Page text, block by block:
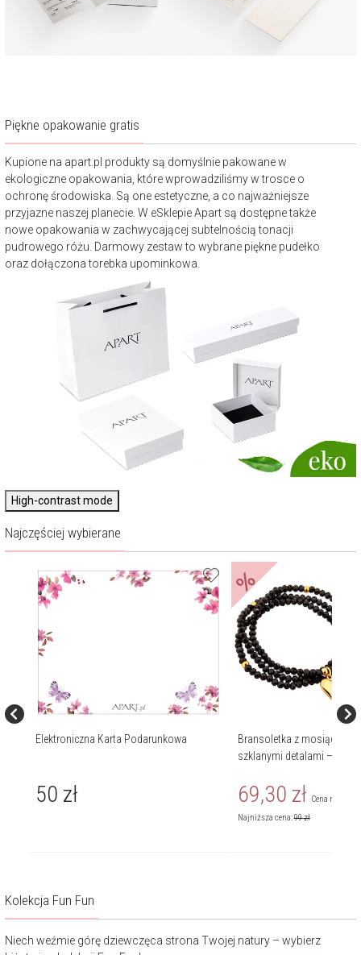
Piękne opakowanie gratis
Kupione na apart.pl produkty są domyślnie pakowane w
ekologiczne opakowania, które wprowadziliśmy w trosce o
ochronę środowiska. Są one estetyczne, a co najważniejsze
przyjazne naszej planecie. W eSklepie Apart są dostępne także
nowe opakowania w zachwycającej subtelnością tonacji
pudrowego różu. Darmowy zestaw to wybrane piękne pudełko
oraz dołączona torebka upominkowa.
High-contrast mode
Najczęściej wybierane
Elektroniczna Karta Podarunkowa
50 zł
%
Bransoletka z mosiądzu
szklanymi detalami –
69,30 zł Cena
Najniższa cena:99zł
Kolekcja Fun Fun
Niech weźmie górę dziewczęca strona Twojej natury – wybierz